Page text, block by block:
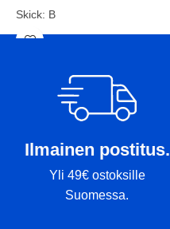
Skick: B
Vikt: 177g
Ilmainen postitus.
Yli 49€ ostoksille
Suomessa.